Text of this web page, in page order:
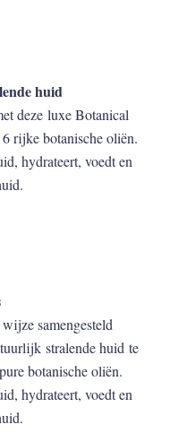
huid
deze luxe Botanical
rijke botanische oliën.
hydrateert, voedt en
samengesteld
stralende huid te
botanische oliën.
hydrateert, voedt en